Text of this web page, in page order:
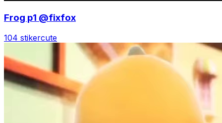
Frog p1 @fixfox
104 stikercute